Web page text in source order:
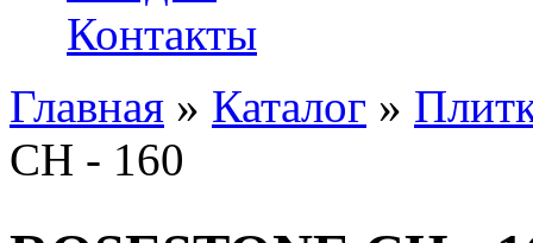
Контакты
Вы здесь
Главная » Каталог »
CH - 160